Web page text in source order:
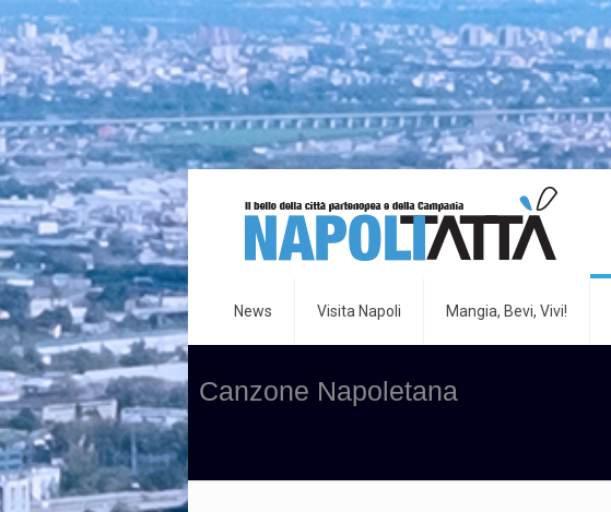
News Visita Napoli Mangia, Bevi, Vivi!
Canzone Napoletana